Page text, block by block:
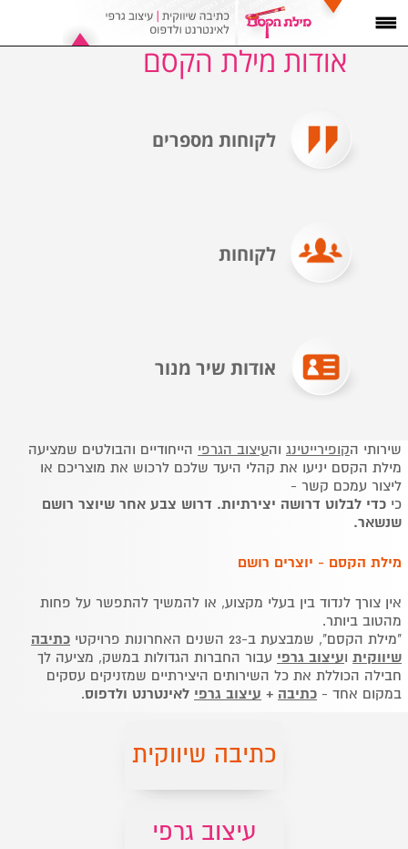
שירותי הקופירייטינגוהעיצוב הגרפי הייחודיים והבולטים שמציעה
מילת הקסם יניעו את קהלי היעד שלכם לרכוש את מוצריכם או
ליצור עמכם קשר -
כי כדי לבלוט דרושה יצירתיות. דרוש צבע אחר שיוצר רושם
שנשאר.
מילת הקסם - יוצרים רושם
אין צורך לנדוד בין בעלי מקצוע, או להמשיך להתפשר על פחות
מהטוב ביותר.
"מילת הקסם", שמבצעת ב-23 השנים האחרונות פרויקטי
כתיבה
שיווקיתועיצוב גרפי עבור החברות הגדולות במשק, מציעה לך
חבילה הכוללת את כל השירותים היצירתיים שמזניקים עסקים
במקום אחד - כתיבה + עיצוב גרפי לאינטרנט ולדפוס.
כתיבה שיווקית
עיצוב גרפי
לקוחות מספרים
לקוחות
אודות שיר מנור
אודות מילת הקסם